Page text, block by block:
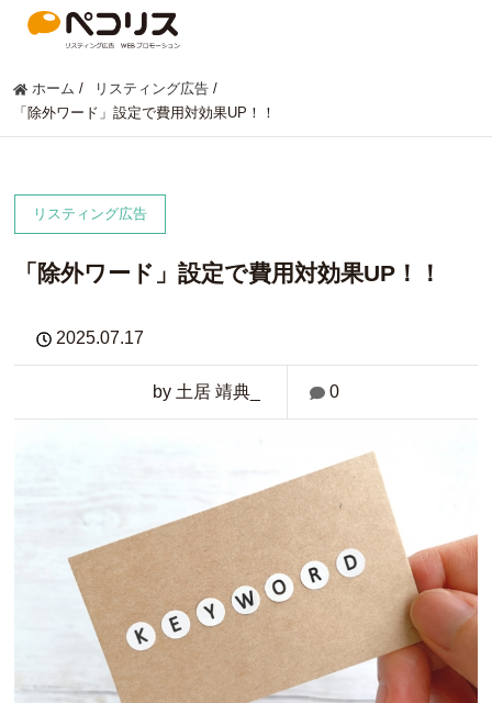
ホーム / リスティング広告 /
「除外ワード」設定で費用対効果UP！！
リスティング広告
「除外ワード」設定で費用対効果UP！！
2025.07.17
by 土居 靖典_ 0